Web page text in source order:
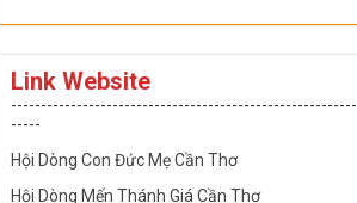
Link Website
----------------------------------------------------------
-----
Hội Dòng Con Đức Mẹ Cần Thơ
Hội Dòng Mến Thánh Giá Cần Thơ